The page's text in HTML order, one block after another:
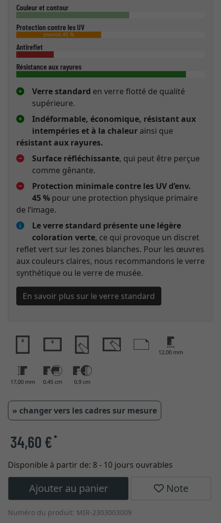
Couleur et contour
Protection contre les UV
environ 45 %
Antireflet
Résistance aux rayures
Verre standard en verre flotté de qualité
supérieure.
Indéformable, économique, résistant aux
intempéries et à la chaleur ainsi que
résistant aux rayures.
Surface réfléchissante, qui peut être perçue
comme gênante.
Protection minimale contre les UV d’env.
45 % pour une protection physique primaire
de l’image.
Le verre standard présente une légère
coloration verte, ce qui provoque un discret
reflet vert sur les zones blanches. Pour les œuvres
aux couleurs claires, nous recommandons le verre
synthétique ou le verre de musée.
En savoir plus sur le verre standard
12,00 mm
17,00 mm 0,45 cm 0,9 cm
» changer vers les cadres sur mesure
34,60 €*
Disponible à partir de: 8 - 10 jours ouvrables
Ajouter au panier Note
Numéro du produit: MIR-2303003009